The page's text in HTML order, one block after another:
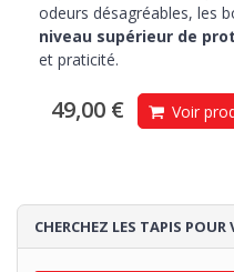
odeurs désagréables, les
niveau supérieur de
et praticité.
49,00 € Voir
CHERCHEZ LES TAPIS POUR